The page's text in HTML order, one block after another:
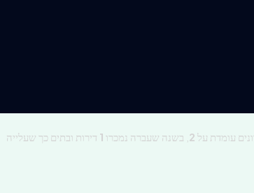
2 , בשנה שעברה נמכרו 1 דירות ובתים כך שעלייה